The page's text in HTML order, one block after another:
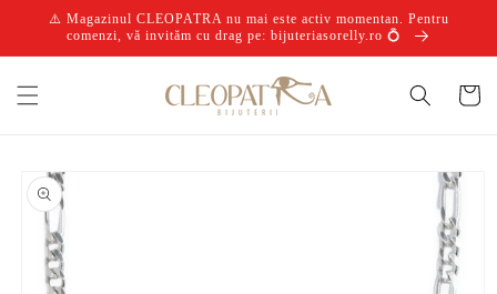
Salt la
conținut
⚠️ Magazinul CLEOPATRA nu mai este activ momentan. Pentru
comenzi, vă invităm cu drag pe: bijuteriasorelly.ro 💍
Coș
informațiile
despre
produs